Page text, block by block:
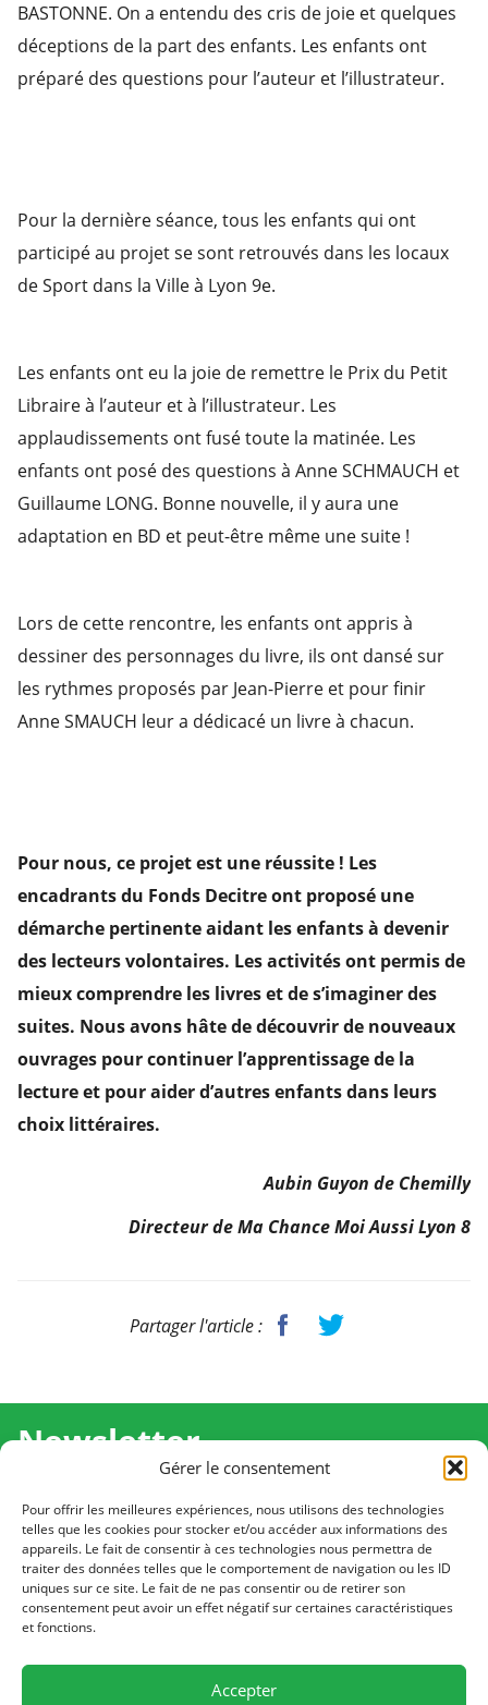
Gérer le consentement
Pour offrir les meilleures expériences, nous utilisons des technologies
telles que les cookies pour stocker et/ou accéder aux informations des
appareils. Le fait de consentir à ces technologies nous permettra de
traiter des données telles que le comportement de navigation ou les ID
uniques sur ce site. Le fait de ne pas consentir ou de retirer son
consentement peut avoir un effet négatif sur certaines caractéristiques
et fonctions.
Accepter
BASTONNE. On a entendu des cris de joie et quelques
déceptions de la part des enfants. Les enfants ont
préparé des questions pour l’auteur et l’illustrateur.
Pour la dernière séance, tous les enfants qui ont
participé au projet se sont retrouvés dans les locaux
de Sport dans la Ville à Lyon 9e.
Les enfants ont eu la joie de remettre le Prix du Petit
Libraire à l’auteur et à l’illustrateur. Les
applaudissements ont fusé toute la matinée. Les
enfants ont posé des questions à Anne SCHMAUCH et
Guillaume LONG. Bonne nouvelle, il y aura une
adaptation en BD et peut-être même une suite !
Lors de cette rencontre, les enfants ont appris à
dessiner des personnages du livre, ils ont dansé sur
les rythmes proposés par Jean-Pierre et pour finir
Anne SMAUCH leur a dédicacé un livre à chacun.
Pour nous, ce projet est une réussite ! Les
encadrants du Fonds Decitre ont proposé une
démarche pertinente aidant les enfants à devenir
des lecteurs volontaires. Les activités ont permis de
mieux comprendre les livres et de s’imaginer des
suites. Nous avons hâte de découvrir de nouveaux
ouvrages pour continuer l’apprentissage de la
lecture et pour aider d’autres enfants dans leurs
choix littéraires.
Aubin Guyon de Chemilly
Directeur de Ma Chance Moi Aussi Lyon 8
Partager l'article :
Newsletter
Recevez l'actualité de Ma Chance Moi Aussi pour en
savoir plus sur nos temps forts et nos résultats.
Cliquez pour vous inscrire